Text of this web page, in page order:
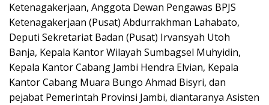
Ketenagakerjaan, Anggota Dewan Pengawas BPJS
Ketenagakerjaan (Pusat) Abdurrakhman Lahabato,
Deputi Sekretariat Badan (Pusat) Irvansyah Utoh
Banja, Kepala Kantor Wilayah Sumbagsel Muhyidin,
Kepala Kantor Cabang Jambi Hendra Elvian, Kepala
Kantor Cabang Muara Bungo Ahmad Bisyri, dan
pejabat Pemerintah Provinsi Jambi, diantaranya Asisten